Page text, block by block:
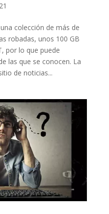
colección de más de
robadas, unos 100 GB
por lo que puede
las que se conocen. La
de noticias...